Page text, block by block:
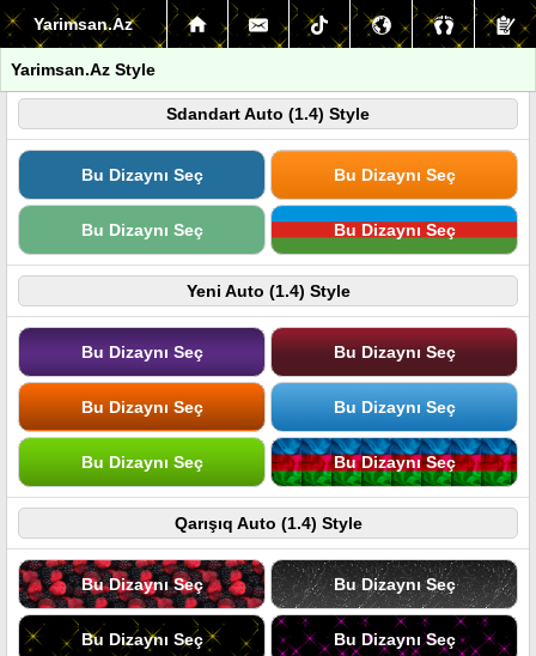
Yarimsan.Az
Yarimsan.Az Style
Sdandart Auto (1.4) Style
Bu Dizaynı Seç Bu Dizaynı Seç
Bu Dizaynı Seç Bu Dizaynı Seç
Yeni Auto (1.4) Style
Bu Dizaynı Seç Bu Dizaynı Seç
Bu Dizaynı Seç Bu Dizaynı Seç
Bu Dizaynı Seç Bu Dizaynı Seç
Qarışıq Auto (1.4) Style
Bu Dizaynı Seç Bu Dizaynı Seç
Bu Dizaynı Seç Bu Dizaynı Seç